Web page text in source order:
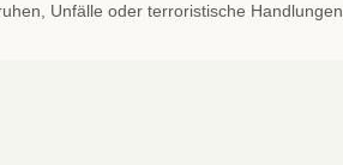
Unfälle oder terroristische Handlungen.